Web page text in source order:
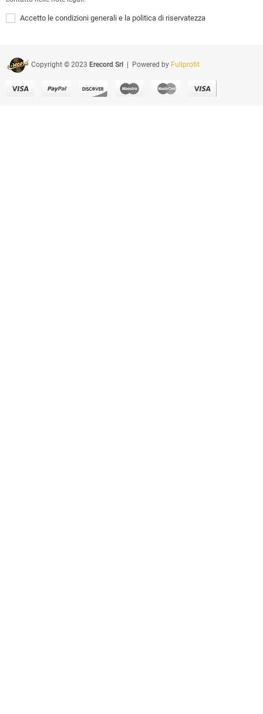
Accetto le condizioni generali e la politica di riservatezza
Copyright © 2023 Erecord Srl | Powered by Fullprofit